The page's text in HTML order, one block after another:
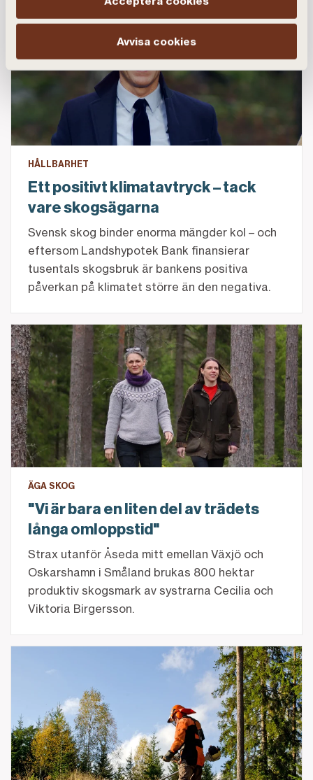
Avvisa cookies
Ett positivt klimatavtryck – tack vare skogsägarna
HÅLLBARHET
Ett positivt klimatavtryck – tack
vare skogsägarna
Svensk skog binder enorma mängder kol – och
eftersom Landshypotek Bank finansierar
tusentals skogsbruk är bankens positiva
påverkan på klimatet större än den negativa.
"Vi är bara en liten del av trädets långa omloppstid"
ÄGA SKOG
"Vi är bara en liten del av trädets
långa omloppstid"
Strax utanför Åseda mitt emellan Växjö och
Oskarshamn i Småland brukas 800 hektar
produktiv skogsmark av systrarna Cecilia och
Viktoria Birgersson.
Dags att se över årets röjningsbehov?